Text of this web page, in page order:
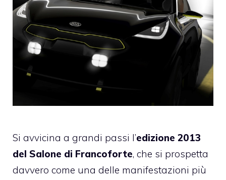
Si avvicina a grandi passi l’edizione 2013
del Salone di Francoforte, che si prospetta
davvero come una delle manifestazioni più